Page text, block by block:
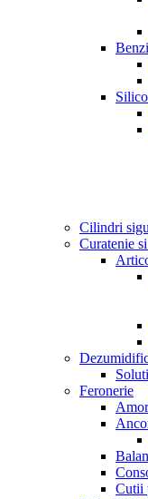
Benzi
Cilindri
Curatenie
Feronerie
Cutii